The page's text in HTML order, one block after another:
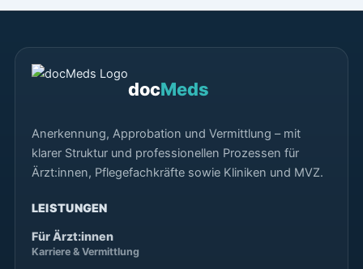
docMeds
Anerkennung, Approbation und Vermittlung – mit
klarer Struktur und professionellen Prozessen für
Ärzt:innen, Pflegefachkräfte sowie Kliniken und MVZ.
LEISTUNGEN
Für Ärzt:innen
Karriere & Vermittlung